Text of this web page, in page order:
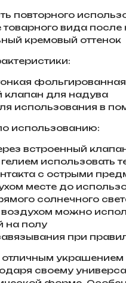
повторного
товарного вида
кремовый оттенок
клапан для надува
использования в
использованию:
встроенный
использовать
с острыми
месте до
солнечного
можно
на полу
при
отличным
своему